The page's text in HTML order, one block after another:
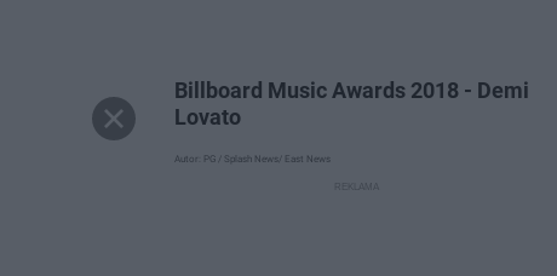
Billboard Music Awards 2018 - Demi
Lovato
Autor: PG / Splash News/ East News